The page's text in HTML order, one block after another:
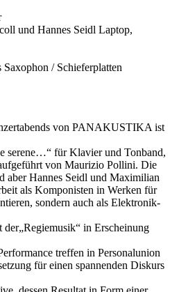
und Hannes Seidl Laptop,
/ Schieferplatten
von PANAKUSTIKA ist
serene…“ für Klavier und Tonband,
von Maurizio Pollini. Die
aber Hannes Seidl und Maximilian
als Komponisten in Werken für
sondern auch als Elektronik-
in Erscheinung
treffen in Personalunion
für einen spannenden Diskurs